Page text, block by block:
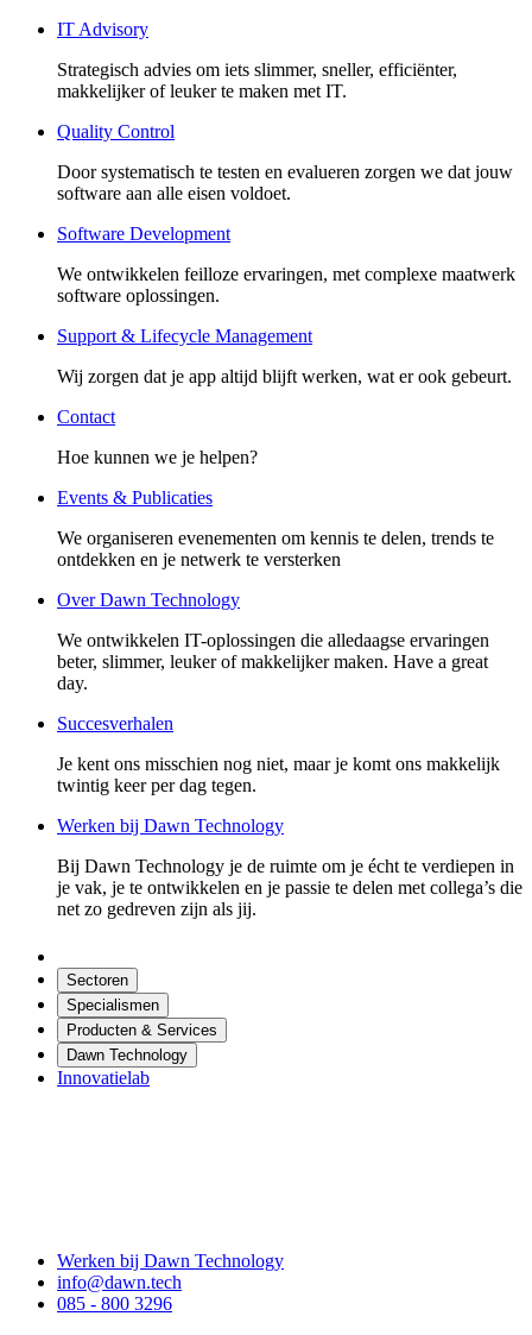
IT Advisory
Strategisch advies om iets slimmer, sneller, efficiënter,
makkelijker of leuker te maken met IT.
Quality Control
Door systematisch te testen en evalueren zorgen we dat jouw
software aan alle eisen voldoet.
Software Development
We ontwikkelen feilloze ervaringen, met complexe maatwerk
software oplossingen.
Support & Lifecycle Management
Wij zorgen dat je app altijd blijft werken, wat er ook gebeurt.
Contact
Hoe kunnen we je helpen?
Events & Publicaties
We organiseren evenementen om kennis te delen, trends te
ontdekken en je netwerk te versterken
Over Dawn Technology
We ontwikkelen IT-oplossingen die alledaagse ervaringen
beter, slimmer, leuker of makkelijker maken. Have a great
day.
Succesverhalen
Je kent ons misschien nog niet, maar je komt ons makkelijk
twintig keer per dag tegen.
Werken bij Dawn Technology
Bij Dawn Technology je de ruimte om je écht te verdiepen in
je vak, je te ontwikkelen en je passie te delen met collega’s die
net zo gedreven zijn als jij.
Sectoren
Specialismen
Producten & Services
Dawn Technology
Innovatielab
Werken bij Dawn Technology
info@dawn.tech
085 - 800 3296